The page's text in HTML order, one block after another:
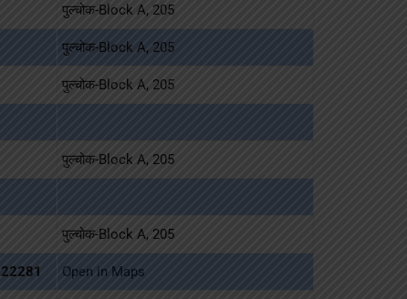
पुल्चोक-Block A, 205
पुल्चोक-Block A, 205
पुल्चोक-Block A, 205
पुल्चोक-Block A, 205
पुल्चोक-Block A, 205
Open in Maps